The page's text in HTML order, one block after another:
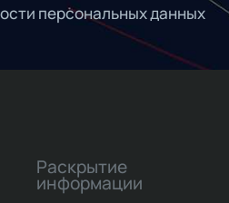
персональных данных
Раскрытие
информации